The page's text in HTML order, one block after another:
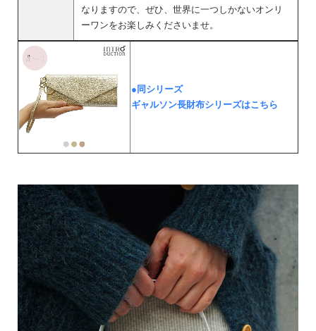
なりますので、ぜひ、世界に一つしかないオンリ
ーワンをお楽しみくださいませ。
●同シリーズ
ギャルソン長財布シリーズはこちら